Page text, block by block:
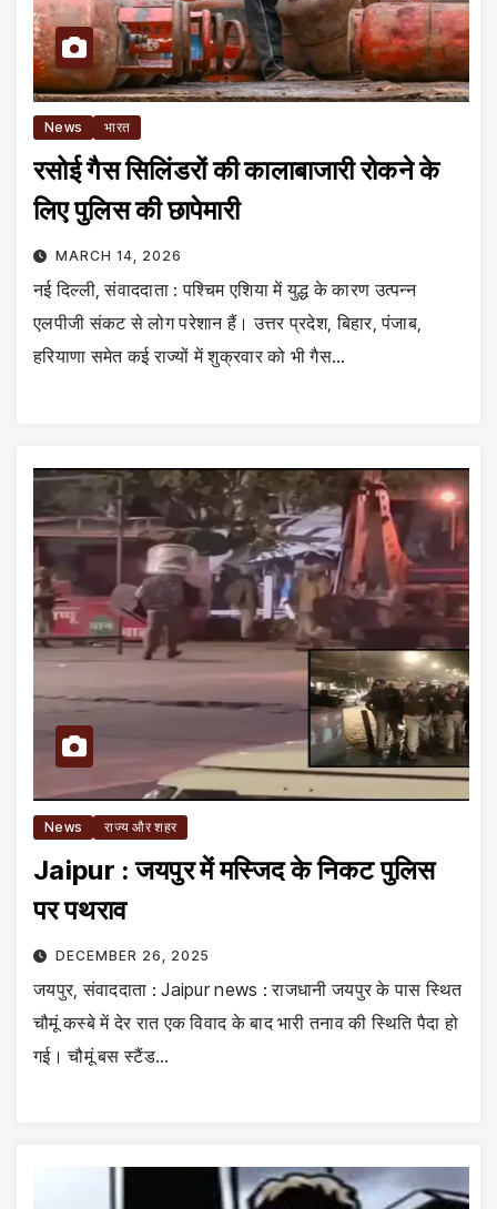
News भारत
रसोई गैस सिलिंडरों की कालाबाजारी रोकने के
लिए पुलिस की छापेमारी
MARCH 14, 2026
नई दिल्ली, संवाददाता : पश्चिम एशिया में युद्ध के कारण उत्पन्न
एलपीजी संकट से लोग परेशान हैं। उत्तर प्रदेश, बिहार, पंजाब,
हरियाणा समेत कई राज्यों में शुक्रवार को भी गैस…
News राज्य और शहर
Jaipur : जयपुर में मस्जिद के निकट पुलिस
पर पथराव
DECEMBER 26, 2025
जयपुर, संवाददाता : Jaipur news : राजधानी जयपुर के पास स्थित
चौमूं कस्बे में देर रात एक विवाद के बाद भारी तनाव की स्थिति पैदा हो
गई। चौमूं बस स्टैंड…